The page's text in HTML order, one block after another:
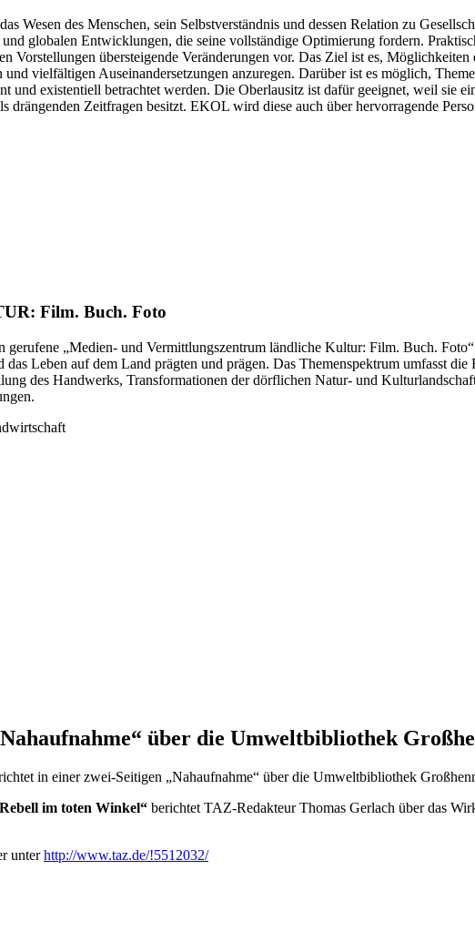
Wesen des Menschen, sein Selbstverständnis und dessen Relation zu
globalen Entwicklungen, die seine vollständige Optimierung fordern.
Vorstellungen übersteigende Veränderungen vor. Das Ziel ist es,
vielfältigen Auseinandersetzungen anzuregen. Darüber ist es möglich,
und existentiell betrachtet werden. Die Oberlausitz ist dafür geeignet, weil sie
drängenden Zeitfragen besitzt. EKOL wird diese auch über hervorragende
Film. Buch. Foto
„Medien- und Vermittlungszentrum ländliche Kultur: Film. Buch.
Leben auf dem Land prägten und prägen. Das Themenspektrum umfasst
des Handwerks, Transformationen der dörflichen Natur- und
über die Umweltbibliothek
in einer zwei-Seitigen „Nahaufnahme“ über die Umweltbibliothek
im toten Winkel“ berichtet TAZ-Redakteur Thomas Gerlach über das
unterhttp://www.taz.de/!5512032/